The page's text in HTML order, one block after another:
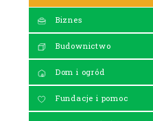
Biznes
Budownictwo
Dom i ogród
Fundacje i pomoc